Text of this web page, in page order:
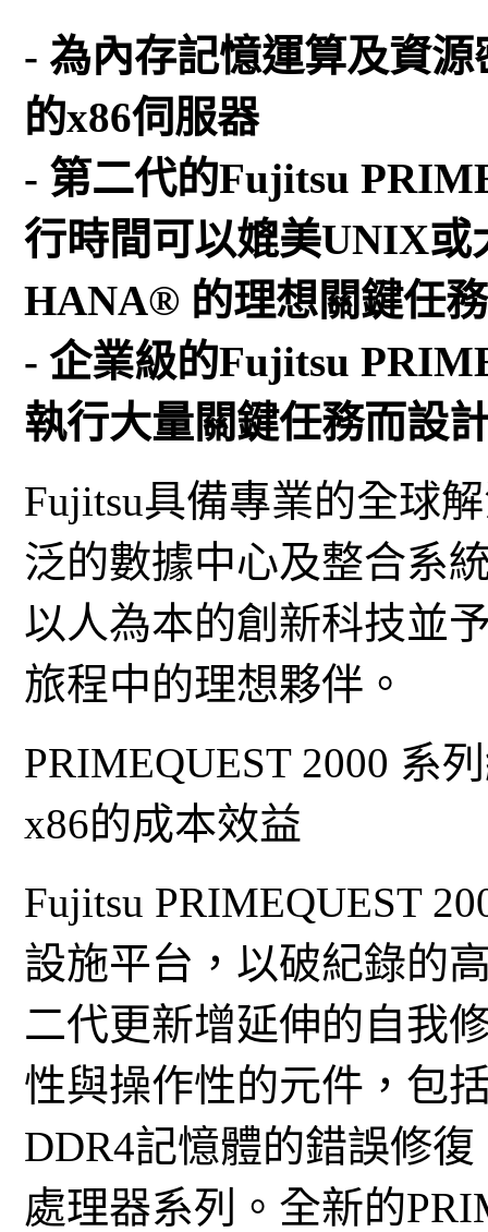
- 為內存記憶運算及資
的x86伺服器
- 第二代的Fujitsu
行時間可以媲美UNIX或
HANA® 的理想關鍵任
- 企業級的Fujitsu
執行大量關鍵任務而設
Fujitsu具備專業的全球
泛的數據中心及整合系
以人為本的創新科技並
旅程中的理想夥伴。
PRIMEQUEST 2000 系
x86的成本效益
Fujitsu PRIMEQUEST
設施平台，以破紀錄的
二代更新增延伸的自我
性與操作性的元件，包
DDR4記憶體的錯誤修
處理器系列。全新的